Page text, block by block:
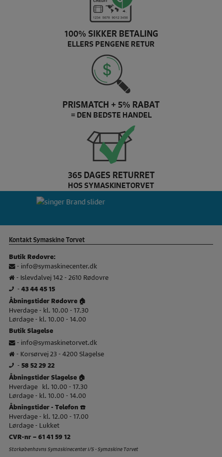
100% SIKKER BETALING
ELLERS PENGENE RETUR
PRISMATCH + 5% RABAT
= DEN BEDSTE HANDEL
365 DAGES RETURRET
HOS SYMASKINETORVET
Pfaff Brand slider
Kontakt Symaskine Torvet
Butik Rødovre:
- info@symaskinecenter.dk
- Islevdalvej 142 - 2610 Rødovre
- 43 44 45 15
Åbningstider Rødovre 🏠
Hverdage - kl. 10.00 - 17.30
Lørdage - kl. 10.00 - 14.00
Butik Slagelse
- info@symaskinetorvet.dk
- Korsørvej 23 - 4200 Slagelse
- 58 52 29 22
Åbningstider Slagelse 🏠
Hverdage kl. 10.00 - 17.30
Lørdage - kl. 10.00 - 14.00
Åbningstider - Telefon ☎️
Hverdage - kl. 12.00 - 17.00
Lørdage - Lukket
CVR-nr – 61 41 59 12
Storkøbenhavns Symaskinecenter I/S - Symaskine Torvet